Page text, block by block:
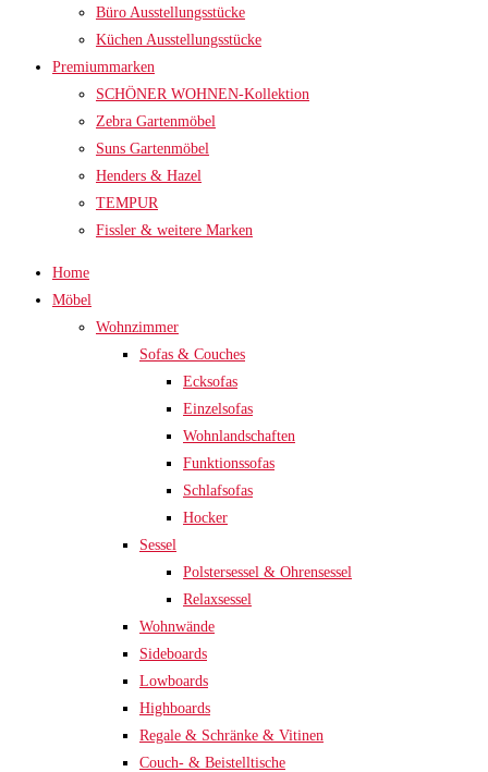
Büro Ausstellungsstücke
Küchen Ausstellungsstücke
Premiummarken
SCHÖNER WOHNEN-Kollektion
Zebra Gartenmöbel
Suns Gartenmöbel
Henders & Hazel
TEMPUR
Fissler & weitere Marken
Home
Möbel
Wohnzimmer
Sofas & Couches
Ecksofas
Einzelsofas
Wohnlandschaften
Funktionssofas
Schlafsofas
Hocker
Sessel
Polstersessel & Ohrensessel
Relaxsessel
Wohnwände
Sideboards
Lowboards
Highboards
Regale & Schränke & Vitinen
Couch- & Beistelltische